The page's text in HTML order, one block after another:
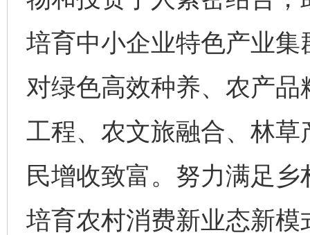
培育中小企业特色产业
对绿色高效种养、农产
工程、农文旅融合、林
民增收致富。努力满足
培育农村消费新业态新